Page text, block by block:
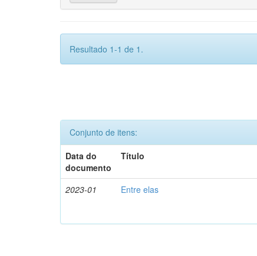
Resultado 1-1 de 1.
Conjunto de itens:
Data do
documento
Título
2023-01 Entre elas